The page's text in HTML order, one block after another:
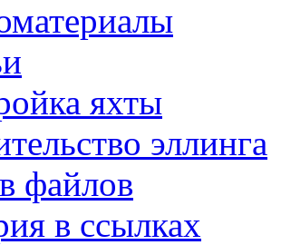
яхты
эллинга
файлов
в ссылках